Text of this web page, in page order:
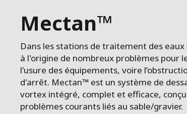
Mectan™
Dans les stations de traitement des
à l'origine de nombreux problèmes pour
l'usure des équipements, voire
d'arrêt. Mectan™ est un système de
vortex intégré, complet et efficace,
problèmes courants liés au sable/gravier.